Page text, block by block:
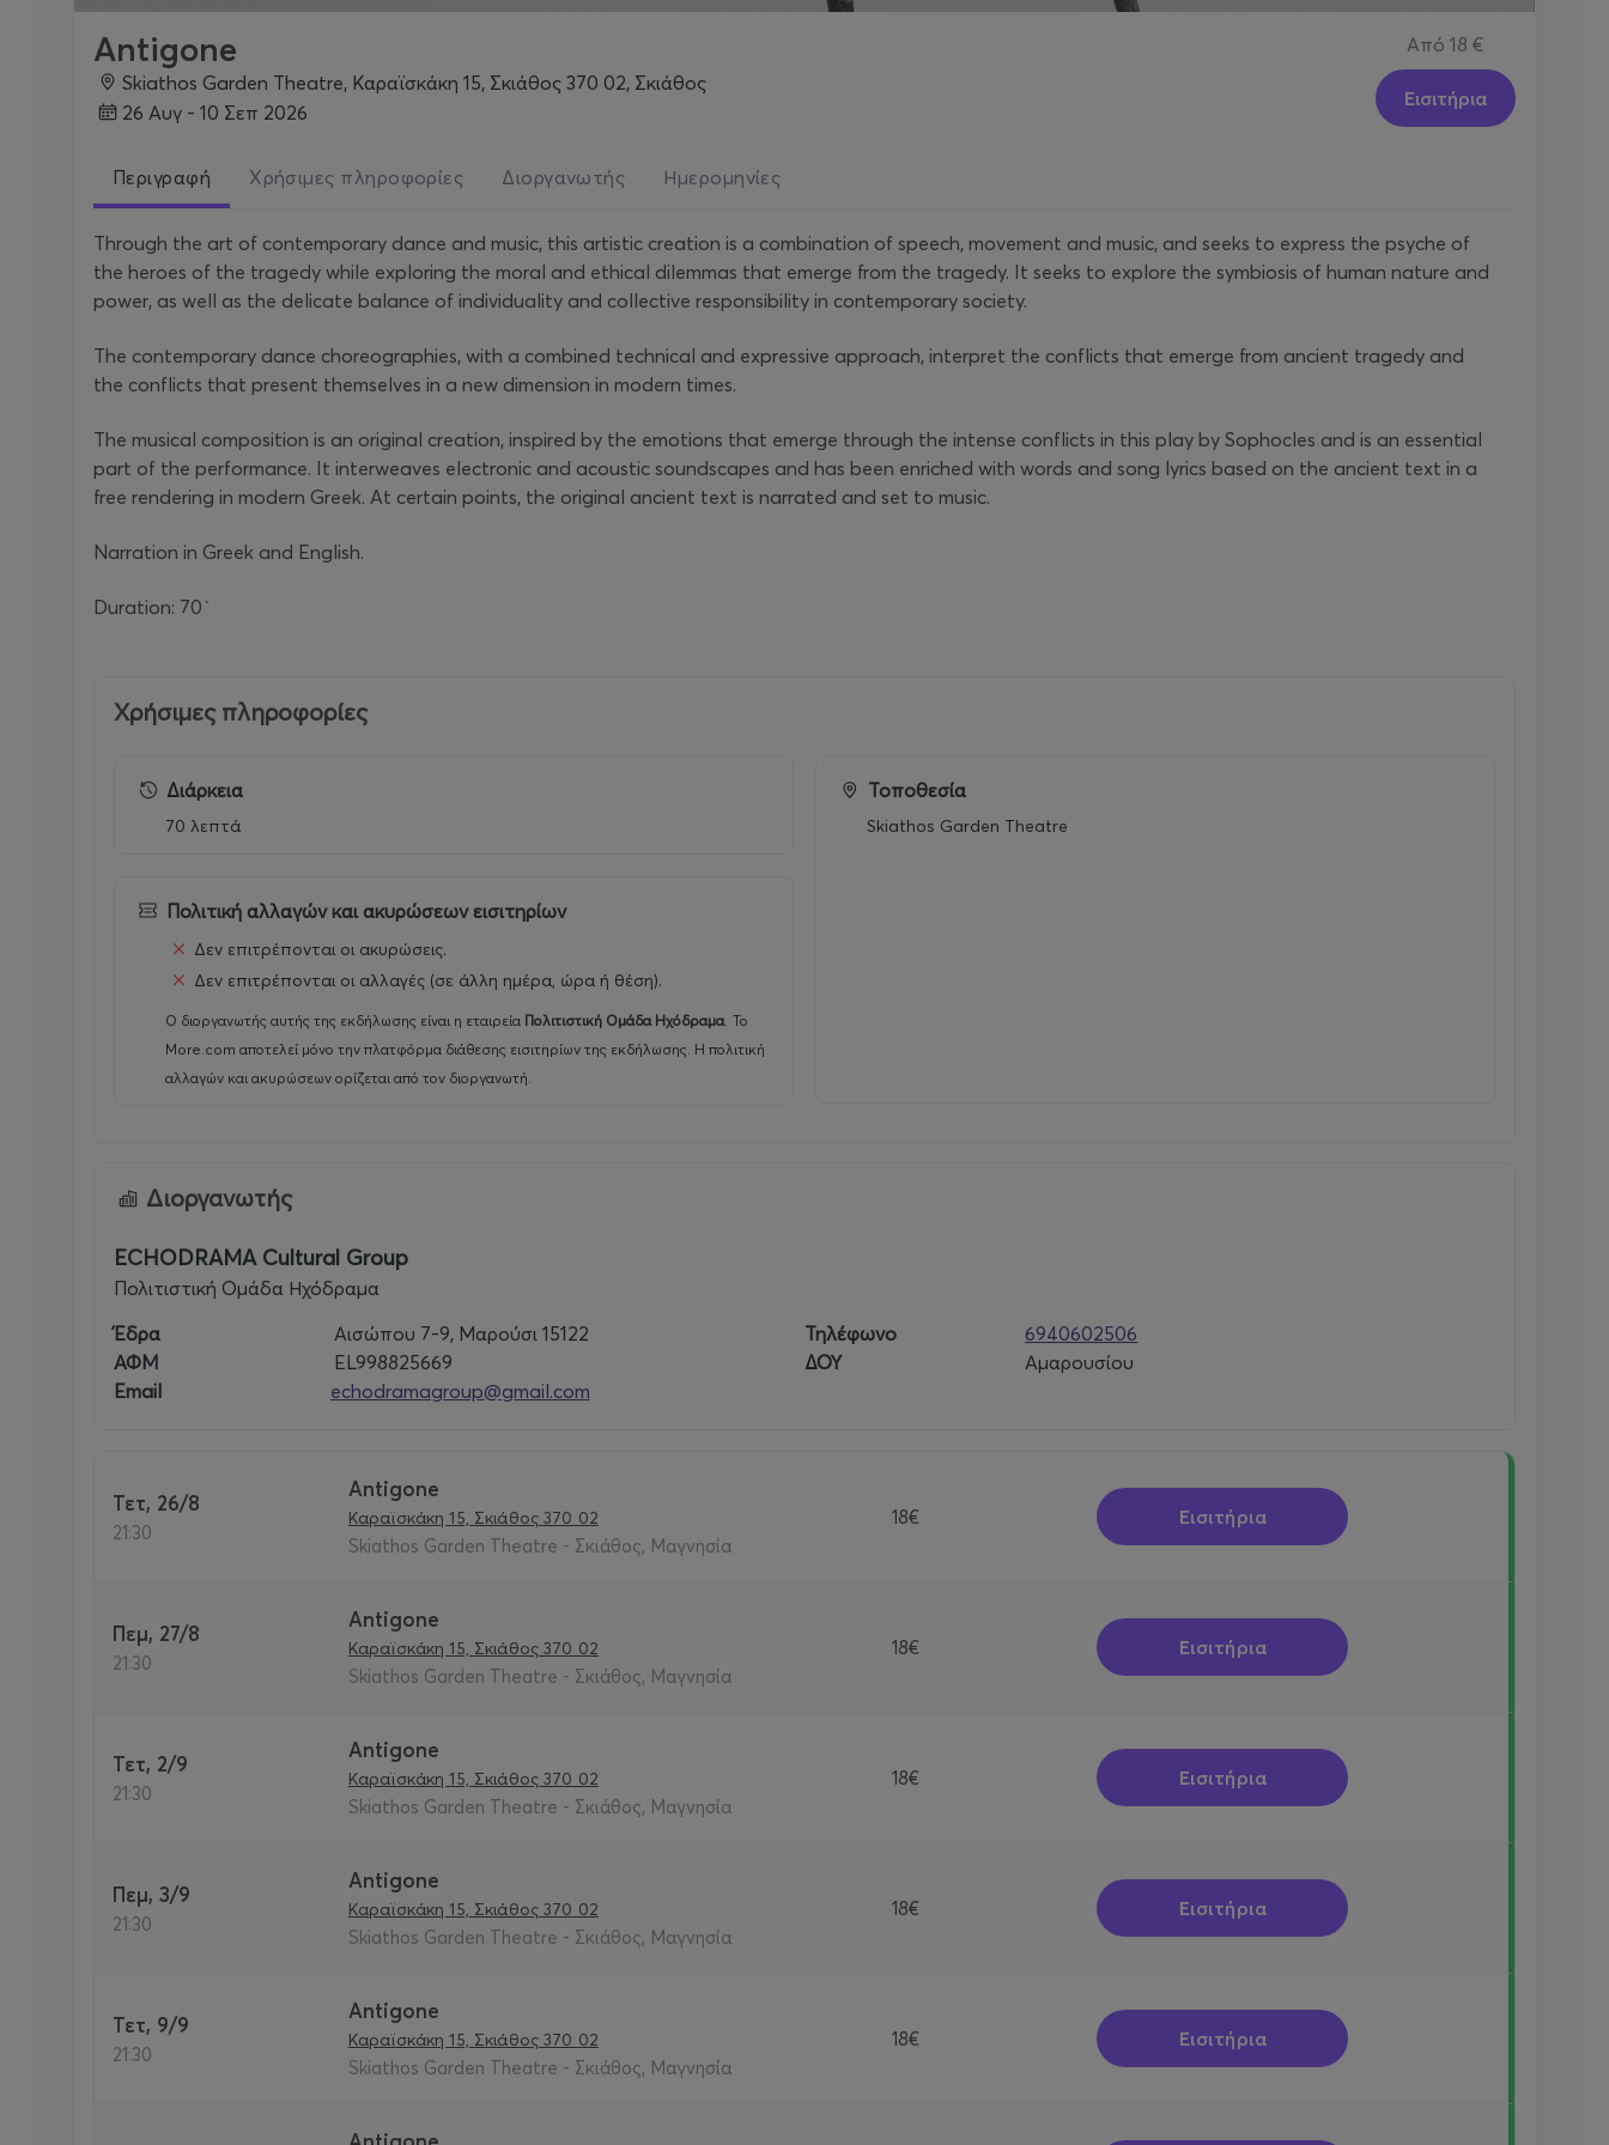
Antigone
Skiathos Garden Theatre, Καραϊσκάκη 15, Σκιάθος 370 02, Σκιάθος
26 Αυγ - 10 Σεπ 2026
Από 18 €
Εισιτήρια
Περιγραφή Χρήσιμες πληροφορίες Διοργανωτής Ημερομηνίες
Through the art of contemporary dance and music, this artistic creation is a combination of speech, movement and music, and seeks to express the psyche of
the heroes of the tragedy while exploring the moral and ethical dilemmas that emerge from the tragedy. It seeks to explore the symbiosis of human nature and
power, as well as the delicate balance of individuality and collective responsibility in contemporary society.
The contemporary dance choreographies, with a combined technical and expressive approach, interpret the conflicts that emerge from ancient tragedy and
the conflicts that present themselves in a new dimension in modern times.
The musical composition is an original creation, inspired by the emotions that emerge through the intense conflicts in this play by Sophocles and is an essential
part of the performance. It interweaves electronic and acoustic soundscapes and has been enriched with words and song lyrics based on the ancient text in a
free rendering in modern Greek. At certain points, the original ancient text is narrated and set to music.
Narration in Greek and English.
Duration: 70`
Χρήσιμες πληροφορίες
Διάρκεια
70 λεπτά
Πολιτική αλλαγών και ακυρώσεων εισιτηρίων
Δεν επιτρέπονται οι ακυρώσεις.
Δεν επιτρέπονται οι αλλαγές (σε άλλη ημέρα, ώρα ή θέση).
Ο διοργανωτής αυτής της εκδήλωσης είναι η εταιρεία Πολιτιστική Ομάδα Ηχόδραμα. Το
More.com αποτελεί μόνο την πλατφόρμα διάθεσης εισιτηρίων της εκδήλωσης. Η πολιτική
αλλαγών και ακυρώσεων ορίζεται από τον διοργανωτή.
Τοποθεσία
Skiathos Garden Theatre
Διοργανωτής
ECHODRAMA Cultural Group
Πολιτιστική Ομάδα Ηχόδραμα
Έδρα
Αισώπου 7-9, Μαρούσι 15122 Τηλέφωνο
6940602506
ΑΦΜ
EL998825669 ΔΟΥ
Αμαρουσίου
Email
echodramagroup@gmail.com
Τετ, 26/8
21:30
Antigone
Καραϊσκάκη 15, Σκιάθος 370 02
Skiathos Garden Theatre - Σκιάθος, Μαγνησία
18€ Εισιτήρια
Πεμ, 27/8
21:30
Antigone
Καραϊσκάκη 15, Σκιάθος 370 02
Skiathos Garden Theatre - Σκιάθος, Μαγνησία
18€ Εισιτήρια
Τετ, 2/9
21:30
Antigone
Καραϊσκάκη 15, Σκιάθος 370 02
Skiathos Garden Theatre - Σκιάθος, Μαγνησία
18€ Εισιτήρια
Πεμ, 3/9
21:30
Antigone
Καραϊσκάκη 15, Σκιάθος 370 02
Skiathos Garden Theatre - Σκιάθος, Μαγνησία
18€ Εισιτήρια
Τετ, 9/9
21:30
Antigone
Καραϊσκάκη 15, Σκιάθος 370 02
Skiathos Garden Theatre - Σκιάθος, Μαγνησία
18€ Εισιτήρια